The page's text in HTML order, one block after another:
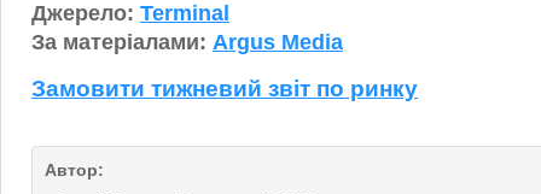
Джерело: Terminal
За матеріалами: Argus Media
Замовити тижневий звіт по ринку
Автор: